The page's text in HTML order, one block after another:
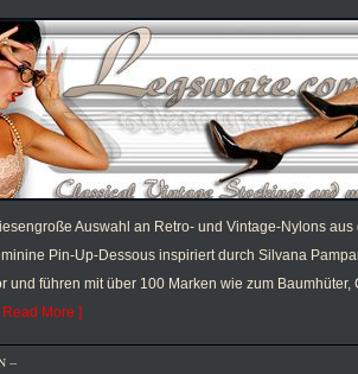
Auswahl an Retro- und Vintage-Nylons
Pin-Up-Dessous inspiriert durch Silvana
und führen mit über 100 Marken wie zum
Read More ]
--